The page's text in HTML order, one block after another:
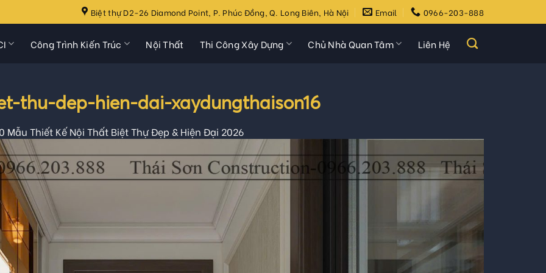
Biệt thự D2-26 Diamond Point, P. Phúc Đồng, Q. Long Biên, Hà Nội Email 0966-203-888
Công Trình Kiến Trúc Nội Thất Thi Công Xây Dựng Chủ Nhà Quan Tâm Liên Hệ
thu-dep-hien-dai-xaydungthaison16
Mẫu Thiết Kế Nội Thất Biệt Thự Đẹp & Hiện Đại 2026